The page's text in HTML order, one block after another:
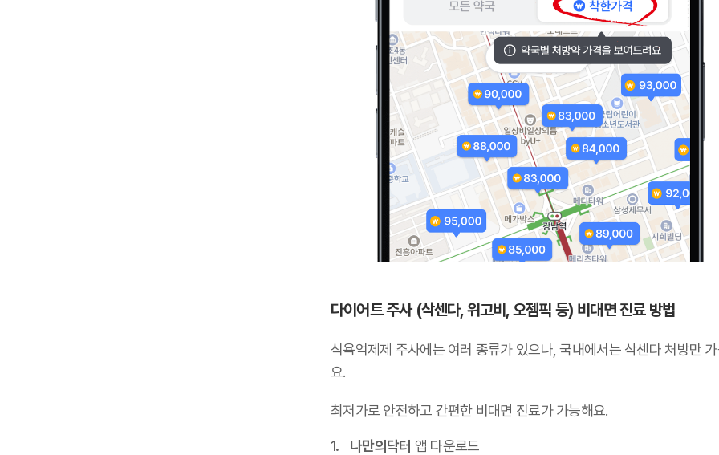
다이어트 주사 (삭센다, 위고비, 오젬픽 등) 비대면 진료 방법
식욕억제제 주사에는 여러 종류가 있으나,국내에서는 삭센다 처방만
요.
최저가로 안전하고 간편한 비대면 진료가 가능해요.
나만의닥터 앱 다운로드